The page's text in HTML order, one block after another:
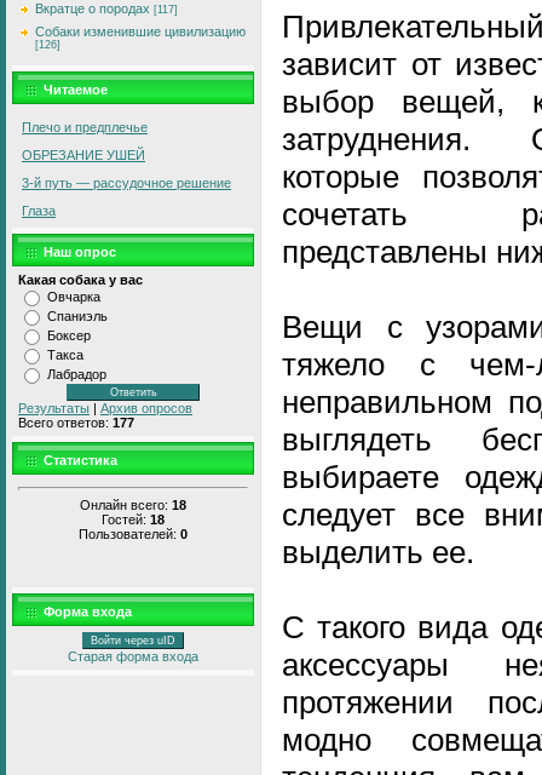
Вкратце о породах [117]
Собаки изменившие цивилизацию
[126]
Читаемое
Плечо и предплечье
ОБРЕЗАНИЕ УШЕЙ
3-й путь — рассудочное решение
Глаза
Наш опрос
Какая собака у вас
Овчарка
Спаниэль
Боксер
Такса
Лабрадор
Результаты | Архив опросов
Всего ответов: 177
Статистика
Онлайн всего: 18
Гостей: 18
Пользователей: 0
Форма входа
Войти через uID
Старая форма входа
зависит от
выбор вещей,
затруднения.
которые
сочетать
представлены
Вещи с
тяжело с
неправильном
выглядеть
выбираете
следует все
выделить ее.
С такого вида
аксессуары
протяжении
модно